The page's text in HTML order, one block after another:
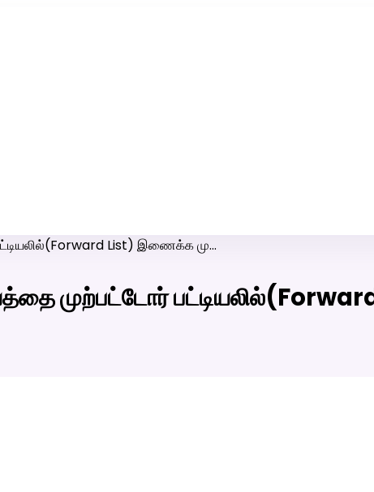
List) இணைக்க மு…
முற்பட்டோர்
பெண் வீட்டாருக்கு 100% இலவச திருமண சேவை! வாட்ஸப் எண்: